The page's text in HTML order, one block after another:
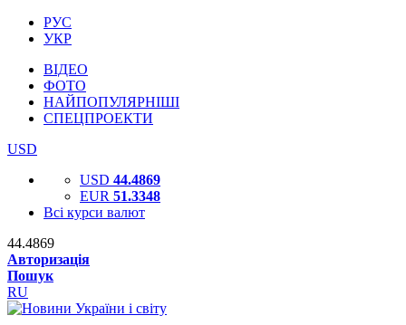
РУС
УКР
ВІДЕО
ФОТО
НАЙПОПУЛЯРНІШІ
СПЕЦПРОЕКТИ
USD
USD 44.4869
EUR 51.3348
Всі курси валют
44.4869
Авторизація
Пошук
RU